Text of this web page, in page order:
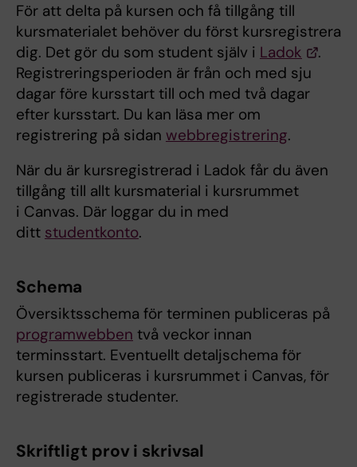
För att delta på kursen och få tillgång till
kursmaterialet behöver du först kursregistrera
dig. Det gör du som student själv i Ladok
.
Registreringsperioden är från och med sju
dagar före kursstart till och med två dagar
efter kursstart. Du kan läsa mer om
registrering på sidan webbregistrering.
När du är kursregistrerad i Ladok får du även
tillgång till allt kursmaterial i kursrummet
i Canvas. Där loggar du in med
ditt studentkonto.
Schema
Översiktsschema för terminen publiceras på
programwebben två veckor innan
terminsstart. Eventuellt detaljschema för
kursen publiceras i kursrummet i Canvas, för
registrerade studenter.
Skriftligt prov i skrivsal